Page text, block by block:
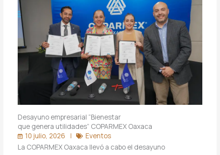
Desayuno empresarial “Bienestar
que genera utilidades” COPARMEX Oaxaca
10 julio, 2026
Eventos
La COPARMEX Oaxaca llevó a cabo el desayuno